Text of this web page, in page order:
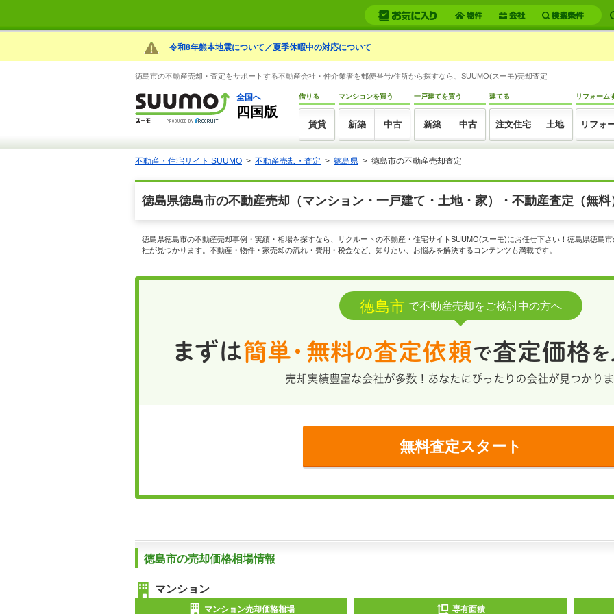
令和8年熊本地震について／夏季休暇中の対応について
徳島市の不動産売却・査定をサポートする不動産会社・仲介業者を郵便番号/住所から探すなら、SUUMO(スーモ)売却査定
全国へ
四国版
借りる
賃貸
マンションを買う
新築 中古
一戸建てを買う
新築 中古
建てる
注文住宅 土地
リフォーム
リフォ
不動産・住宅サイト SUUMO 不動産売却・査定 徳島県 徳島市の不動産売却査定
徳島県徳島市の不動産売却（マンション・一戸建て・土地・家）・不動産査定（無料
徳島県徳島市の不動産売却事例・実績・相場を探すなら、リクルートの不動産・住宅サイトSUUMO(スーモ)にお任せ下さい！徳島県徳島
社が見つかります。不動産・物件・家売却の流れ・費用・税金など、知りたい、お悩みを解決するコンテンツも満載です。
徳島市 で不動産売却をご検討中の方へ
無料査定スタート
徳島市の売却価格相場情報
マンション
マンション売却価格相場 専有面積